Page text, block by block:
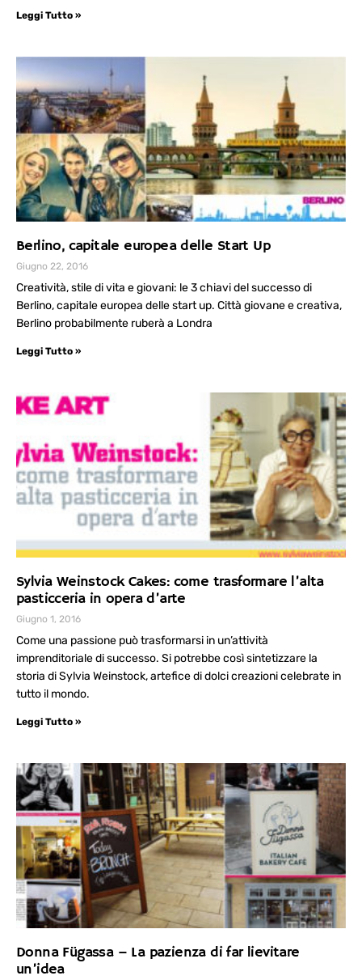
Leggi Tutto »
Berlino, capitale europea delle Start Up
Giugno 22, 2016
Creatività, stile di vita e giovani: le 3 chiavi del successo di
Berlino, capitale europea delle start up. Città giovane e creativa,
Berlino probabilmente ruberà a Londra
Leggi Tutto »
Sylvia Weinstock Cakes: come trasformare l’alta
pasticceria in opera d’arte
Giugno 1, 2016
Come una passione può trasformarsi in un’attività
imprenditoriale di successo. Si potrebbe così sintetizzare la
storia di Sylvia Weinstock, artefice di dolci creazioni celebrate in
tutto il mondo.
Leggi Tutto »
Donna Fügassa – La pazienza di far lievitare
un’idea